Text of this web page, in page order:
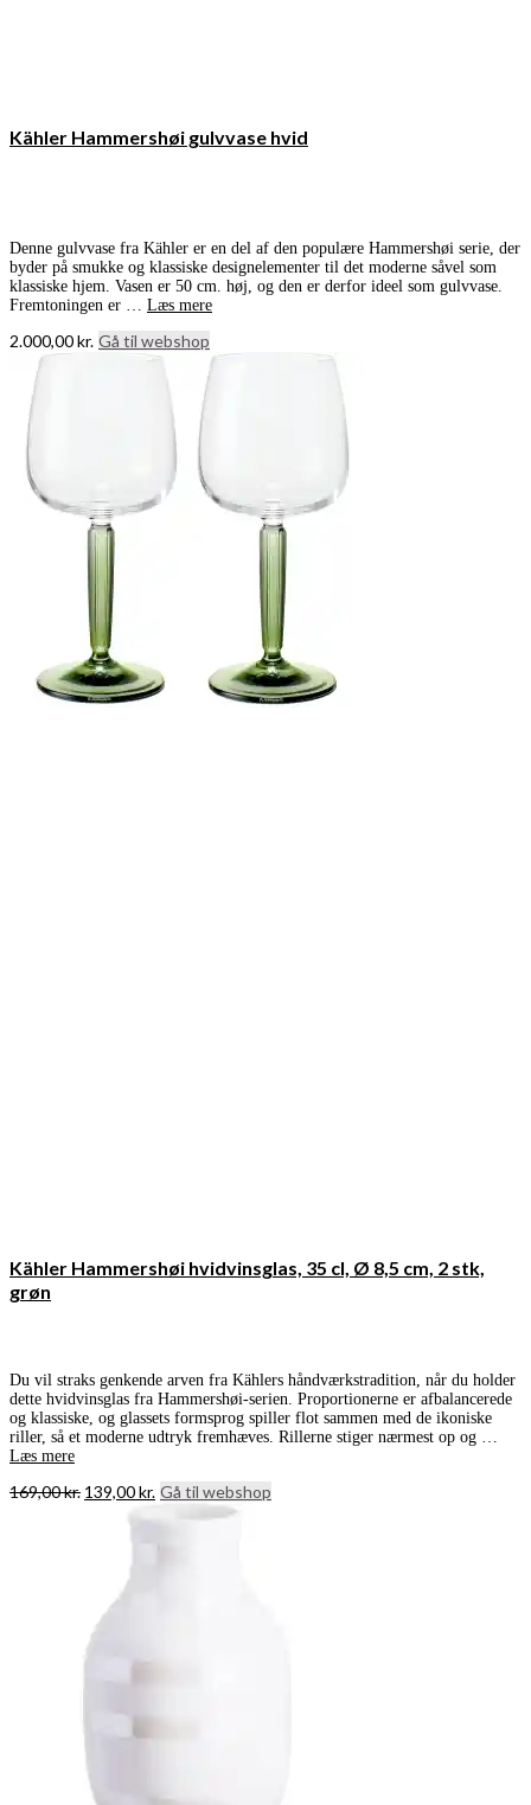
Kähler Hammershøi gulvvase hvid
Denne gulvvase fra Kähler er en del af den populære Hammershøi serie, der
byder på smukke og klassiske designelementer til det moderne såvel som
klassiske hjem. Vasen er 50 cm. høj, og den er derfor ideel som gulvvase.
Fremtoningen er … Læs mere
2.000,00kr. Gå til webshop
Kähler Hammershøi hvidvinsglas, 35 cl, Ø 8,5 cm, 2 stk,
grøn
Du vil straks genkende arven fra Kählers håndværkstradition, når du holder
dette hvidvinsglas fra Hammershøi-serien. Proportionerne er afbalancerede
og klassiske, og glassets formsprog spiller flot sammen med de ikoniske
riller, så et moderne udtryk fremhæves. Rillerne stiger nærmest op og …
Læs mere
169,00kr. Den
169,00 kr..
139,00kr. Den
aktuelle
Gå til webshop